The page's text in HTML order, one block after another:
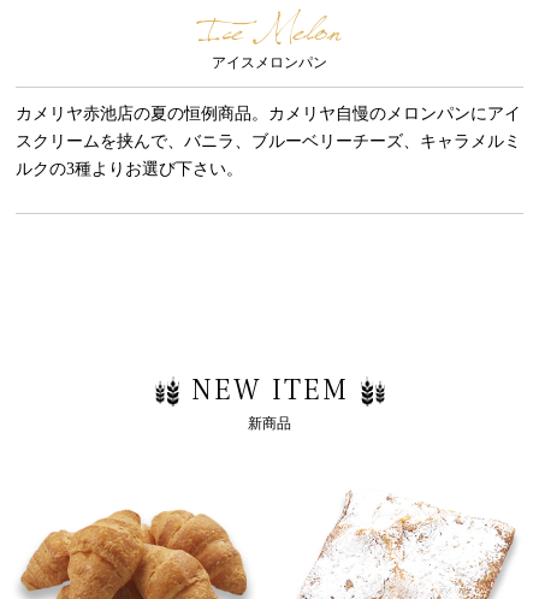
Ice Melon
アイスメロンパン
カメリヤ赤池店の夏の恒例商品。カメリヤ自慢のメロンパンにアイ
スクリームを挟んで、バニラ、ブルーベリーチーズ、キャラメルミ
ルクの3種よりお選び下さい。
NEW ITEM
新商品